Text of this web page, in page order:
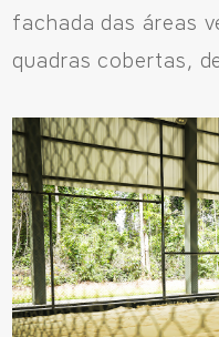
fachada das áreas
quadras cobertas,